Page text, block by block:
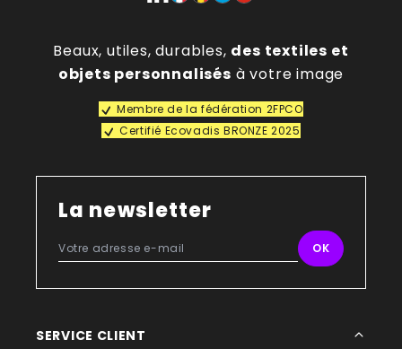
complète de vos ventilateurs publicitaires.
marquage sont disponibles :
Tampographie
Impression digitale
Quadrichromie
précis,durableetfidèleà votre charte graphique.
Avant production, nous vous transmettons un BAT
(bon à tirer) afin de valider le rendu final de votre
ventilateur personnalisé.
Quand offrir un ventilateur publicitaire personnalisé
?
adapté aux événements estivaux et aux opérations
Beaux, utiles, durables, des textiles et
objets personnalisés à votre image
Membre de la fédération 2FPCO
Certifié Ecovadis BRONZE 2025
La newsletter
SERVICE CLIENT